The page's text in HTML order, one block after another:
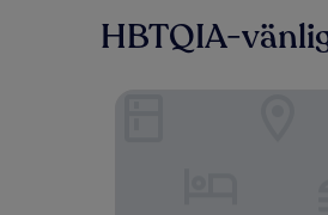
HBTQIA-